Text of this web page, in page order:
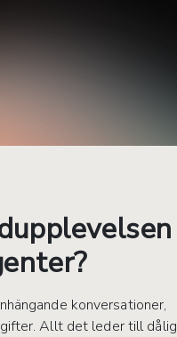
konversationer,
Allt det leder till dålig